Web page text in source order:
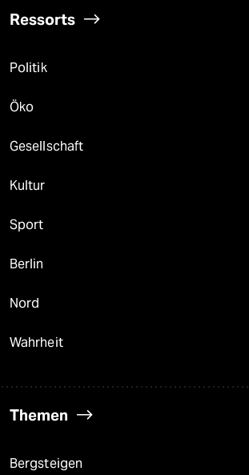
Ressorts
Politik
Öko
Gesellschaft
Kultur
Sport
Berlin
Nord
Wahrheit
Themen
Bergsteigen